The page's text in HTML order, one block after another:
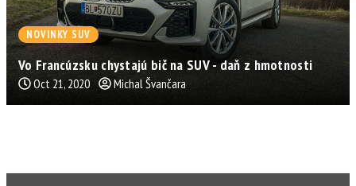
NOVINKY SUV
Vo Francúzsku chystajú bič na SUV - daň z hmotnosti
Oct 21, 2020 Michal Švančara